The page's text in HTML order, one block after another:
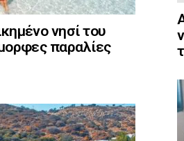
νησί του
παραλίες